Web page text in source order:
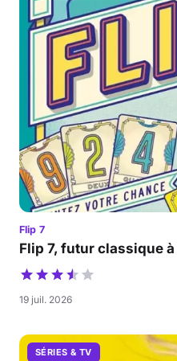
Flip 7
Flip 7, futur classique à
19 juil. 2026
SÉRIES & TV